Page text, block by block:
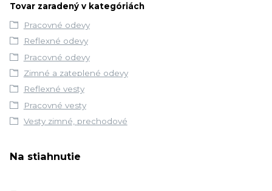
Tovar zaradený v kategóriách
Pracovné odevy
Reflexné odevy
Pracovné odevy
Zimné a zateplené odevy
Reflexné vesty
Pracovné vesty
Vesty zimné, prechodové
Na stiahnutie